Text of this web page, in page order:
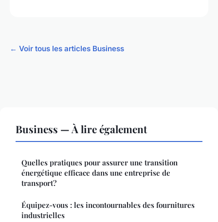
← Voir tous les articles Business
Business — À lire également
Quelles pratiques pour assurer une transition
énergétique efficace dans une entreprise de
transport?
Équipez-vous : les incontournables des fournitures
industrielles